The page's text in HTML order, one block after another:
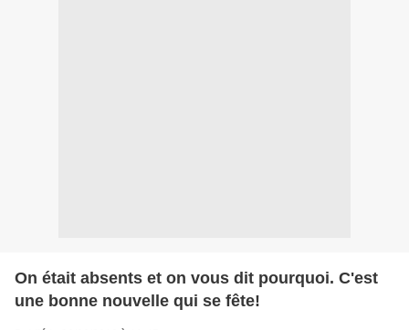
On était absents et on vous dit pourquoi. C'est
une bonne nouvelle qui se fête!